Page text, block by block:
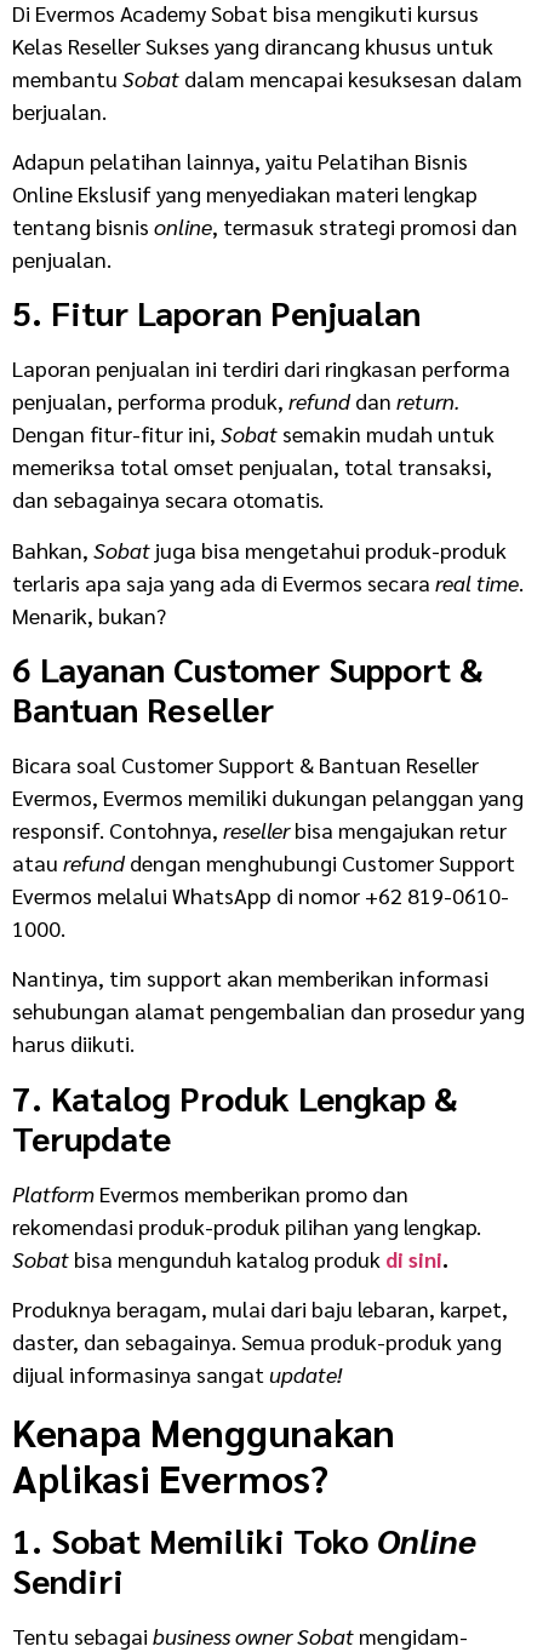
Di Evermos Academy Sobat bisa mengikuti kursus
Kelas Reseller Sukses yang dirancang khusus untuk
membantu Sobat dalam mencapai kesuksesan dalam
berjualan.
Adapun pelatihan lainnya, yaitu Pelatihan Bisnis
Online Ekslusif yang menyediakan materi lengkap
tentang bisnis online, termasuk strategi promosi dan
penjualan.
5. Fitur Laporan Penjualan
Laporan penjualan ini terdiri dari ringkasan performa
penjualan, performa produk, refunddan return.
Dengan fitur-fitur ini, Sobat semakin mudah untuk
memeriksa total omset penjualan, total transaksi,
dan sebagainya secara otomatis.
Bahkan, Sobat juga bisa mengetahui produk-produk
terlaris apa saja yang ada di Evermos secara real time.
Menarik, bukan?
6 Layanan Customer Support &
Bantuan Reseller
Bicara soal Customer Support & Bantuan Reseller
Evermos, Evermos memiliki dukungan pelanggan yang
responsif. Contohnya, resellerbisa mengajukan retur
atau refunddengan menghubungi Customer Support
Evermos melalui WhatsApp di nomor +62 819-0610-
1000.
Nantinya, tim support akan memberikan informasi
sehubungan alamat pengembalian dan prosedur yang
harus diikuti.
7. Katalog Produk Lengkap &
Terupdate
Platform Evermos memberikan promo dan
rekomendasi produk-produk pilihan yang lengkap.
Sobat bisa mengunduh katalog produk di sini.
Produknya beragam, mulai dari baju lebaran, karpet,
daster, dan sebagainya. Semua produk-produk yang
dijual informasinya sangat update!
Kenapa Menggunakan
Aplikasi Evermos?
1. Sobat Memiliki Toko Online
Sendiri
Tentu sebagai business owner Sobat mengidam-